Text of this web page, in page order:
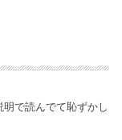
明で読んでて恥ずかし